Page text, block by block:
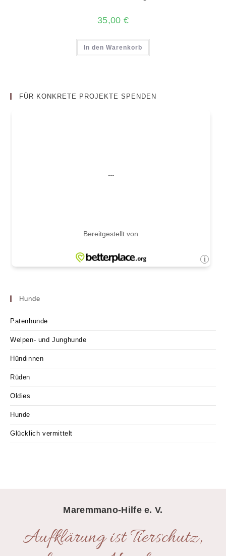
35,00 €
In den Warenkorb
FÜR KONKRETE PROJEKTE SPENDEN
Hunde
Patenhunde
Welpen- und Junghunde
Hündinnen
Rüden
Oldies
Hunde
Glücklich vermittelt
Maremmano-Hilfe e. V.
Aufklärung ist Tierschutz,